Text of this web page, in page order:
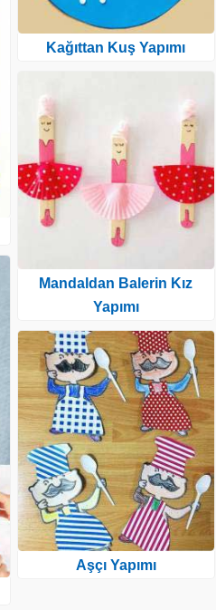
Kağıttan Kuş Yapımı
Mandaldan Balerin Kız
Yapımı
Aşçı Yapımı